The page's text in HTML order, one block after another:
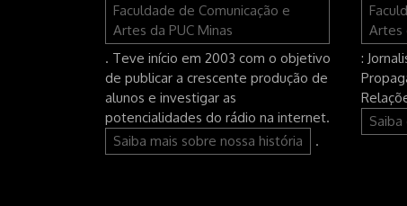
Faculdade de Comunicação e
Artes da PUC Minas
. Teve início em 2003 com o objetivo
de publicar a crescente produção de
alunos e investigar as
potencialidades do rádio na internet.
Saiba mais sobre nossa história
.
Artes
: